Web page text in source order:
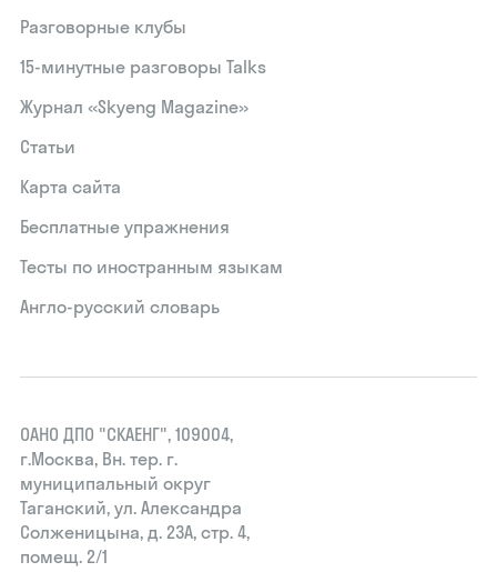
Разговорные клубы
15‑минутные разговоры Talks
Журнал «Skyeng Magazine»
Статьи
Карта сайта
Бесплатные упражнения
Тесты по иностранным языкам
Англо-русский словарь
ОАНО ДПО "СКАЕНГ", 109004,
г.Москва, Вн. тер. г.
муниципальный округ
Таганский, ул. Александра
Солженицына, д. 23А, стр. 4,
помещ. 2/1